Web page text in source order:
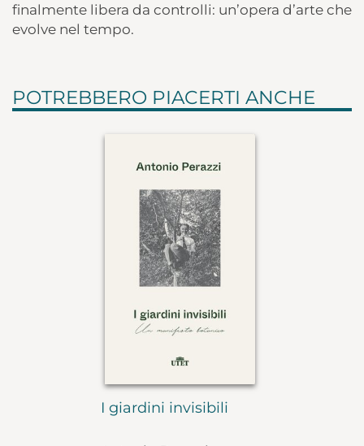
finalmente libera da controlli: un’opera d’arte che
evolve nel tempo.
POTREBBERO PIACERTI ANCHE
I giardini invisibili